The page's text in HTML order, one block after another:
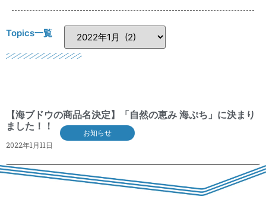
Topics一覧
お知らせ
【海ブドウの商品名決定】「自然の恵み 海ぷち」に決まり
ました！！
2022年1月11日